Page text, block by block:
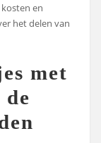
en
het delen van
met